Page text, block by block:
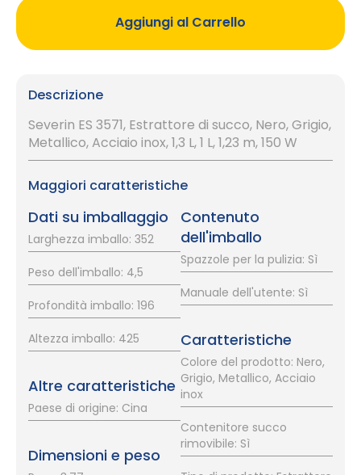
Aggiungi al Carrello
Descrizione
Severin ES 3571, Estrattore di succo, Nero, Grigio,
Metallico, Acciaio inox, 1,3 L, 1 L, 1,23 m, 150 W
Maggiori caratteristiche
Dati su imballaggio
Larghezza imballo: 352
Peso dell'imballo: 4,5
Profondità imballo: 196
Altezza imballo: 425
Altre caratteristiche
Paese di origine: Cina
Dimensioni e peso
Contenuto
dell'imballo
Spazzole per la pulizia: Sì
Manuale dell'utente: Sì
Caratteristiche
Colore del prodotto: Nero,
Grigio, Metallico, Acciaio
inox
Contenitore succo
rimovibile: Sì